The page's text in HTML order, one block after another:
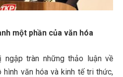
một phần của văn hóa
ngập tràn những thảo luận về
hình văn hóa và kinh tế tri thức,